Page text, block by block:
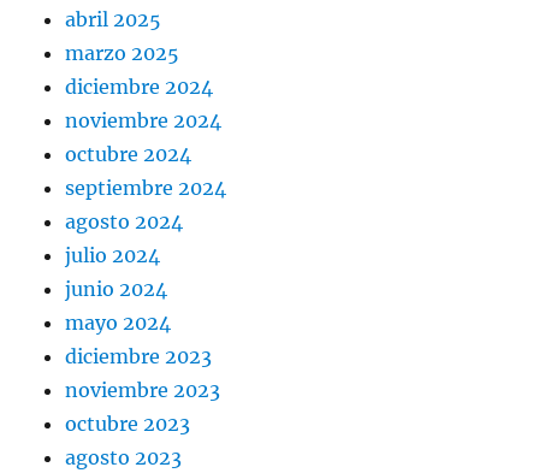
abril 2025
marzo 2025
diciembre 2024
noviembre 2024
octubre 2024
septiembre 2024
agosto 2024
julio 2024
junio 2024
mayo 2024
diciembre 2023
noviembre 2023
octubre 2023
agosto 2023